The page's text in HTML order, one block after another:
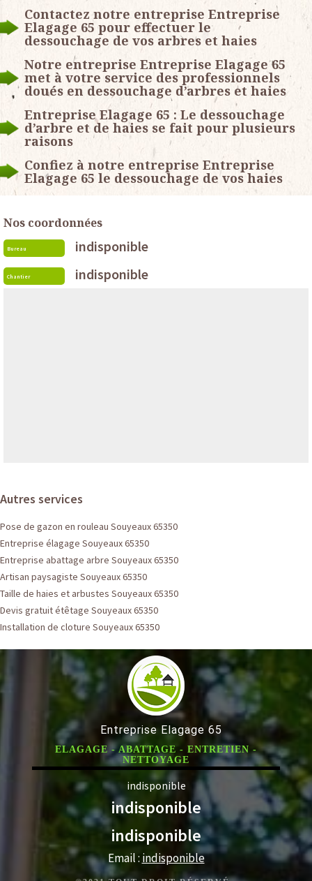
Contactez notre entreprise Entreprise
Elagage 65 pour effectuer le
dessouchage de vos arbres et haies
Notre entreprise Entreprise Elagage 65
met à votre service des professionnels
doués en dessouchage d’arbres et haies
Entreprise Elagage 65 : Le dessouchage
d’arbre et de haies se fait pour plusieurs
raisons
Confiez à notre entreprise Entreprise
Elagage 65 le dessouchage de vos haies
Nos coordonnées
Bureau indisponible
Chantier indisponible
Autres services
Pose de gazon en rouleau Souyeaux 65350
Entreprise élagage Souyeaux 65350
Entreprise abattage arbre Souyeaux 65350
Artisan paysagiste Souyeaux 65350
Taille de haies et arbustes Souyeaux 65350
Devis gratuit étêtage Souyeaux 65350
Installation de cloture Souyeaux 65350
Entreprise Elagage 65
ELAGAGE - ABATTAGE - ENTRETIEN -
NETTOYAGE
indisponible
indisponible
indisponible
Email : indisponible